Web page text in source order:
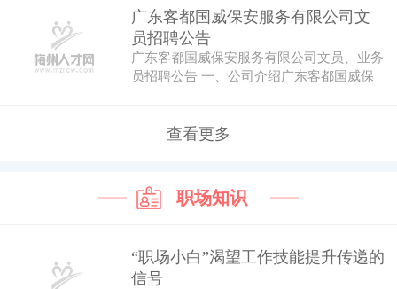
广东客都国威保安服务有限公司文
员招聘公告
广东客都国威保安服务有限公司文员、业务
员招聘公告 一、公司介绍广东客都国威保
查看更多
职场知识
“职场小白”渴望工作技能提升传递的
信号